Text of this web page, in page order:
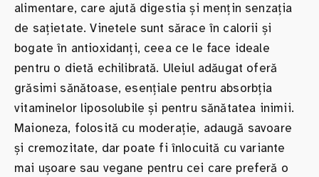
alimentare, care ajută digestia și mențin senzația
de sațietate. Vinetele sunt sărace în calorii și
bogate în antioxidanți, ceea ce le face ideale
pentru o dietă echilibrată. Uleiul adăugat oferă
grăsimi sănătoase, esențiale pentru absorbția
vitaminelor liposolubile și pentru sănătatea inimii.
Maioneza, folosită cu moderație, adaugă savoare
și cremozitate, dar poate fi înlocuită cu variante
mai ușoare sau vegane pentru cei care preferă o